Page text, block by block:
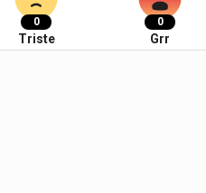
0
Triste
0
Grr